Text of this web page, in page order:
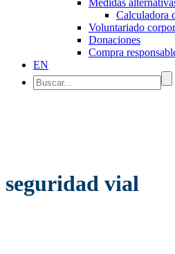
Medidas
Calculadora
Voluntariado
Donaciones
Compra
EN
seguridad vial